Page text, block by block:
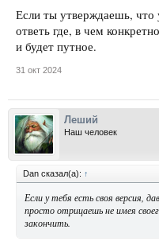
Если ты утверждаешь, что
ответь где, в чем
и будет путное.
31 окт 2024
Леший
Наш человек
Dan сказал(а): ↑
Если у тебя есть своя версия,
просто отрицаешь не имея
закончить.